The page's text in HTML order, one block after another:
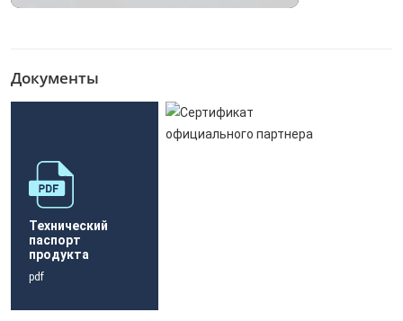
Документы
Технический
паспорт
продукта
pdf